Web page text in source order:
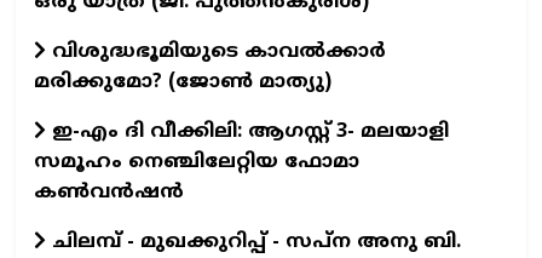
വിശുദ്ധഭൂമിയുടെ കാവല്‍ക്കാര്‍
മരിക്കുമോ? (ജോണ്‍ മാത്യു)
ഇ-എം ദി വീക്കിലി: ആഗസ്റ്റ് 3- മലയാളി
സമൂഹം നെഞ്ചിലേറ്റിയ ഫോമാ
കൺവൻഷൻ
ചിലമ്പ് - മുഖക്കുറിപ്പ് - സപ്ന അനു ബി.